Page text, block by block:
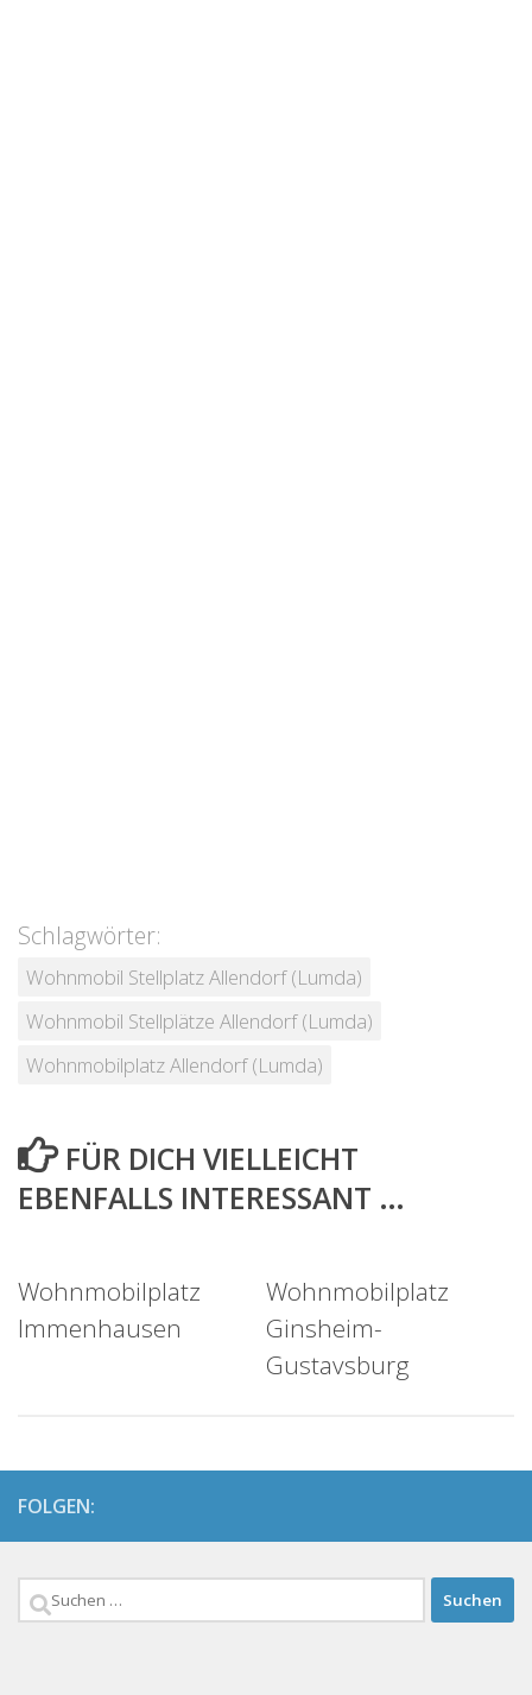
Schlagwörter:
Wohnmobil Stellplatz Allendorf (Lumda)
Wohnmobil Stellplätze Allendorf (Lumda)
Wohnmobilplatz Allendorf (Lumda)
FÜR DICH VIELLEICHT
EBENFALLS INTERESSANT …
Wohnmobilplatz
Immenhausen
Wohnmobilplatz
Ginsheim-
Gustavsburg
FOLGEN:
Suchen